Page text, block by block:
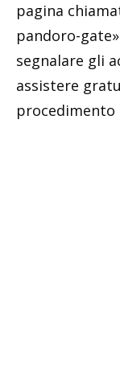
pagina
pandoro-
segnalare gli
assistere